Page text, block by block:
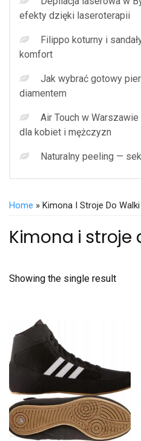
efekty dzięki laseroterapii
Filippo koturny i
komfort
Jak wybrać gotowy
diamentem
Air Touch w
dla kobiet i mężczyzn
Naturalny peeling —
Home » Kimona I Stroje Do Walki
Kimona i stroje
Showing the single result